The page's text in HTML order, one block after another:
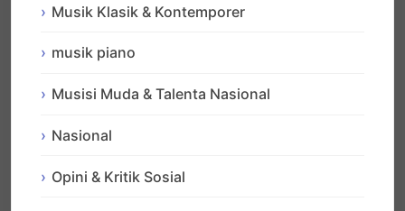
Musik Klasik & Kontemporer
musik piano
Musisi Muda & Talenta Nasional
Nasional
Opini & Kritik Sosial